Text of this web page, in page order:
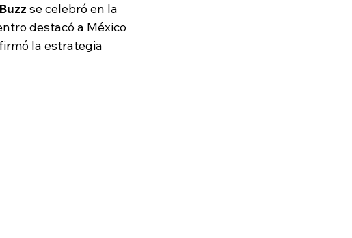
se celebró en la
destacó a México
la estrategia